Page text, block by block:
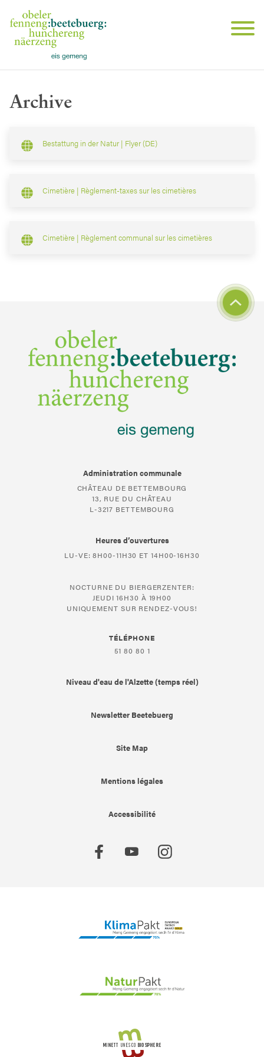
Archive
Bestattung in der Natur | Flyer (DE)
Cimetière | Règlement-taxes sur les cimetières
Cimetière | Règlement communal sur les cimetières
Administration communale
CHÂTEAU DE BETTEMBOURG
13, RUE DU CHÂTEAU
L-3217 BETTEMBOURG
Heures d’ouvertures
LU-VE: 8H00-11H30 ET 14H00-16H30
NOCTURNE DU BIERGERZENTER:
JEUDI 16H30 À 19H00
UNIQUEMENT SUR RENDEZ-VOUS!
TÉLÉPHONE
51 80 80 1
Niveau d'eau de l'Alzette (temps réel)
Newsletter Beetebuerg
Site Map
Mentions légales
Accessibilité